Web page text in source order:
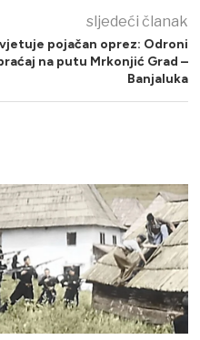
sljedeći članak
pojačan oprez: Odroni
na putu Mrkonjić Grad –
Banjaluka